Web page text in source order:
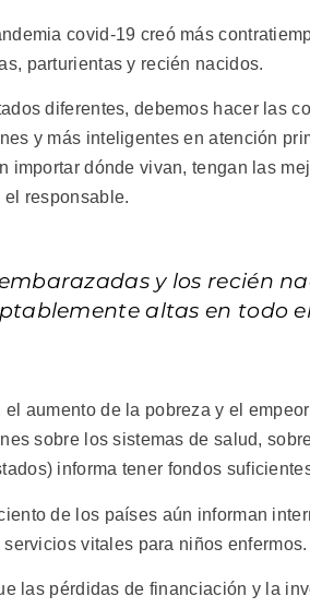
covid-19 creó más
parturientas y recién nacidos.
diferentes, debemos hacer las
y más inteligentes en atención
importar dónde vivan, tengan las
el responsable.
embarazadas y los recién
altas en todo
aumento de la pobreza y el
sobre los sistemas de salud,
informa tener fondos
de los países aún informan
vitales para niños enfermos.
las pérdidas de financiación y la